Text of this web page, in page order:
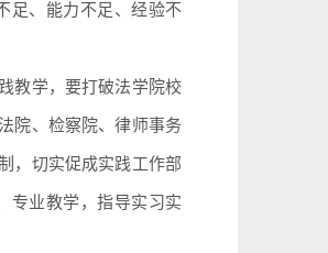
足、能力不足、经验不
教学，要打破法学院校
院、检察院、律师事务
，切实促成实践工作部
专业教学，指导实习实